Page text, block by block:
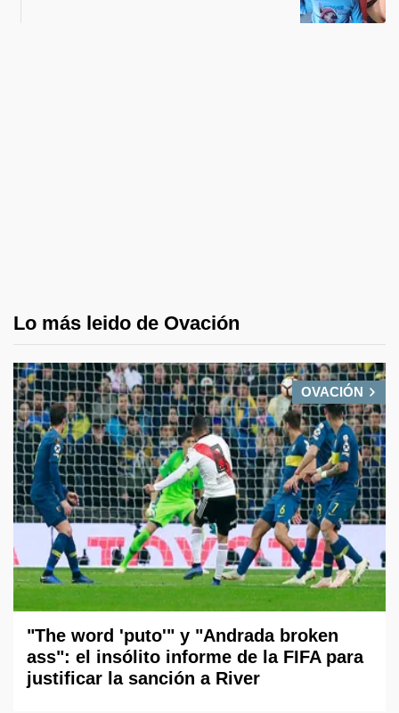
Lo más leido de Ovación
OVACIÓN
"The word 'puto'" y "Andrada broken
ass": el insólito informe de la FIFA para
justificar la sanción a River